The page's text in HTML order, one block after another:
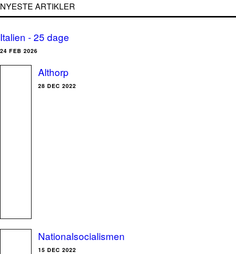
NYESTE ARTIKLER
Italien - 25 dage
24 FEB 2026
Althorp
28 DEC 2022
Nationalsocialismen
15 DEC 2022